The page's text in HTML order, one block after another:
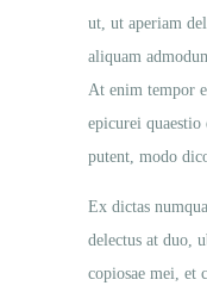
ut, ut aperiam
aliquam
At enim tempor
epicurei
putent, modo
Ex dictas
delectus at duo,
copiosae mei, et